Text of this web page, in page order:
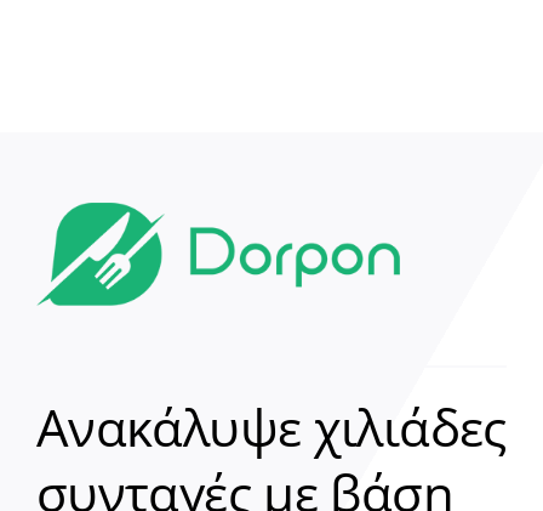
Ανακάλυψε χιλιάδες
συνταγές με βάση